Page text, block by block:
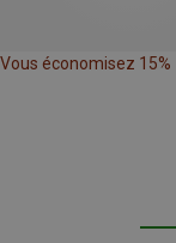
Vous économisez 15%